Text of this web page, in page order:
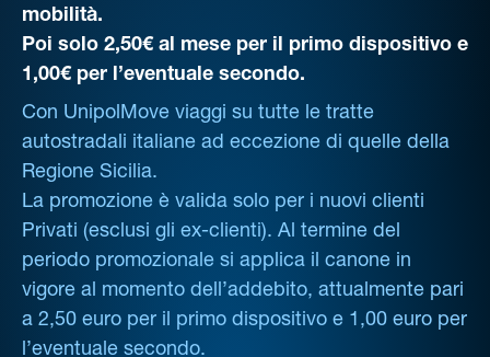
mobilità.
Poi solo 2,50€ al mese per il primo dispositivo e
1,00€ per l’eventuale secondo.
Con UnipolMove viaggi su tutte le tratte
autostradali italiane ad eccezione di quelle della
Regione Sicilia.
La promozione è valida solo per i nuovi clienti
Privati (esclusi gli ex-clienti). Al termine del
periodo promozionale si applica il canone in
vigore al momento dell’addebito, attualmente pari
a 2,50 euro per il primo dispositivo e 1,00 euro per
l’eventuale secondo.